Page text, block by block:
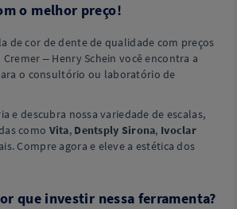
o melhor preço!
de cor de dente de qualidade com preços
– Henry Schein você encontra a
o consultório ou laboratório de
e descubra nossa variedade de escalas,
como Vita,Dentsply Sirona, Ivoclar
Compre agora e eleve a estética dos
que investir nessa ferramenta?